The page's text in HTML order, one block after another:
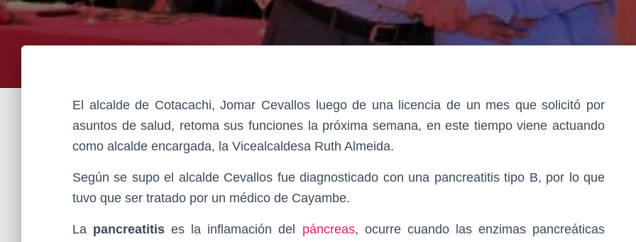
El alcalde de Cotacachi, Jomar Cevallos luego de una licencia de un mes que solicitó por
asuntos de salud, retoma sus funciones la próxima semana, en este tiempo viene actuando
como alcalde encargada, la Vicealcaldesa Ruth Almeida.
Según se supo el alcalde Cevallos fue diagnosticado con una pancreatitis tipo B, por lo que
tuvo que ser tratado por un médico de Cayambe.
La pancreatitis es la inflamación del páncreas, ocurre cuando las enzimas pancreáticas